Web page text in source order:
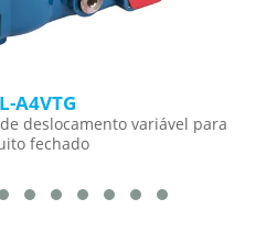
A4VTG
deslocamento variável para
fechado